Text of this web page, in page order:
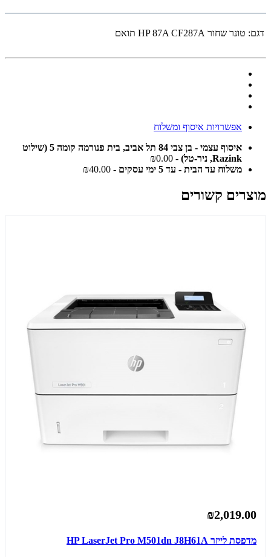
דגם: טונר ‏שחור HP 87A CF287A תואם
אפשרויות איסוף ומשלוח
איסוף עצמי - בן צבי 84 תל אביב, בית פנורמה קומה 5 (שילוט
Razink, ניר-טל)
- ₪0.00
משלוח עד הבית - עד 5 ימי עסקים
- ₪40.00
מוצרים קשורים
₪2,019.00
מדפסת ‏לייזר HP LaserJet Pro M501dn J8H61A